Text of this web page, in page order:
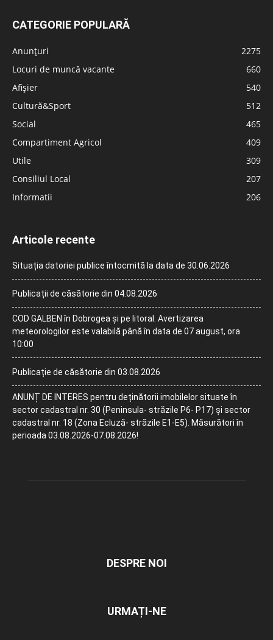
CATEGORIE POPULARĂ
Anunțuri
2275
Locuri de muncă vacante
660
Afișier
540
Cultură&Sport
512
Social
465
Compartiment Agricol
409
Utile
309
Consiliul Local
207
Informatii
206
Articole recente
Situația datoriei publice întocmită la data de 30.06.2026
Publicații de căsătorie din 04.08.2026
COD GALBEN în Dobrogea și pe litoral. Avertizarea
meteorologilor este valabilă până în data de 07 august, ora
10:00
Publicație de căsătorie din 03.08.2026
ANUNȚ DE INTERES pentru deținătorii imobilelor situate în
sector cadastral nr. 30 (Peninsula- străzile P6- P17) și sector
cadastral nr. 18 (Zona Ecluză- străzile E1-E5). Măsurători în
perioada 03.08.2026-07.08.2026!
DESPRE NOI
URMAȚI-NE